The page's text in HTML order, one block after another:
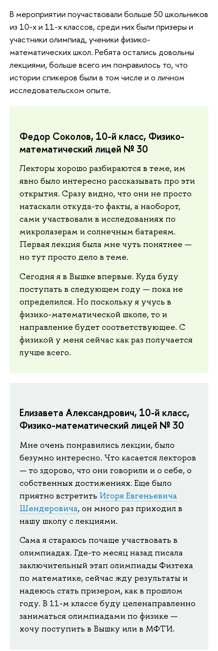
В мероприятии поучаствовали больше 50 школьников
из 10-х и 11-х классов, среди них были призеры и
участники олимпиад, ученики физико-
математических школ. Ребята остались довольны
лекциями, больше всего им понравилось то, что
истории спикеров были в том числе и о личном
исследовательском опыте.
Федор Соколов, 10-й класс, Физико-
математический лицей № 30
Лекторы хорошо разбираются в теме, им
явно было интересно рассказывать про эти
открытия. Сразу видно, что они не просто
натаскали откуда-то факты, а наоборот,
сами участвовали в исследованиях по
микролазерам и солнечным батареям.
Первая лекция была мне чуть понятнее —
но тут просто дело в теме.
Сегодня я в Вышке впервые. Куда буду
поступать в следующем году — пока не
определился. Но поскольку я учусь в
физико-математической школе, то и
направление будет соответствующее. С
физикой у меня сейчас как раз получается
лучше всего.
Елизавета Александрович, 10-й класс,
Физико-математический лицей № 30
Мне очень понравились лекции, было
безумно интересно. Что касается лекторов
— то здорово, что они говорили и о себе, о
собственных достижениях. Еще было
приятно встретить Игоря Евгеньевича
Шендеровича, он много раз приходил в
нашу школу с лекциями.
Сама я стараюсь почаще участвовать в
олимпиадах. Где-то месяц назад писала
заключительный этап олимпиады Физтеха
по математике, сейчас жду результаты и
надеюсь стать призером, как в прошлом
году. В 11-м классе буду целенаправленно
заниматься олимпиадами по физике —
хочу поступить в Вышку или в МФТИ.